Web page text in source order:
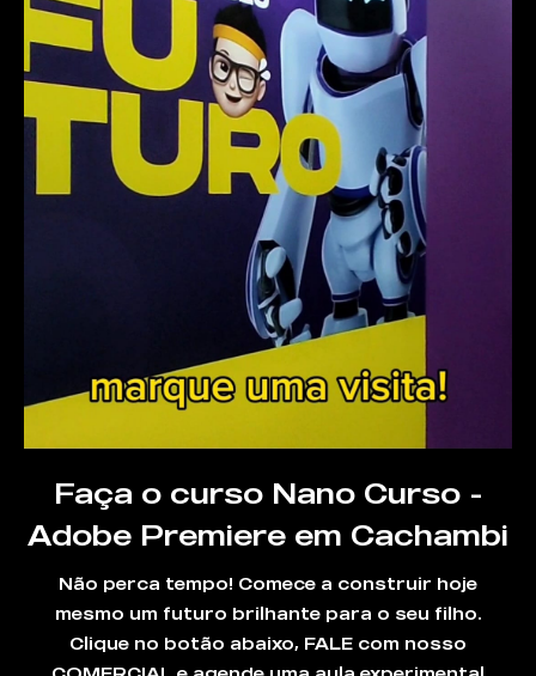
Faça o curso Nano Curso -
Adobe Premiere em Cachambi
Não perca tempo! Comece a construir hoje
mesmo um futuro brilhante para o seu filho.
Clique no botão abaixo, FALE com nosso